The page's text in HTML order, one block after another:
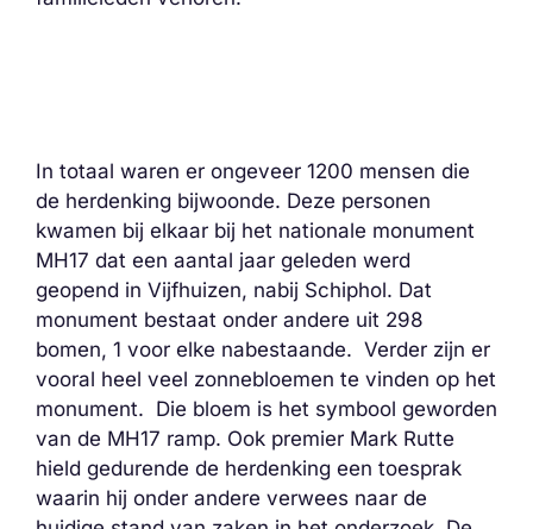
In totaal waren er ongeveer 1200 mensen die
de herdenking bijwoonde. Deze personen
kwamen bij elkaar bij het nationale monument
MH17 dat een aantal jaar geleden werd
geopend in Vijfhuizen, nabij Schiphol. Dat
monument bestaat onder andere uit 298
bomen, 1 voor elke nabestaande. Verder zijn er
vooral heel veel zonnebloemen te vinden op het
monument. Die bloem is het symbool geworden
van de MH17 ramp. Ook premier Mark Rutte
hield gedurende de herdenking een toesprak
waarin hij onder andere verwees naar de